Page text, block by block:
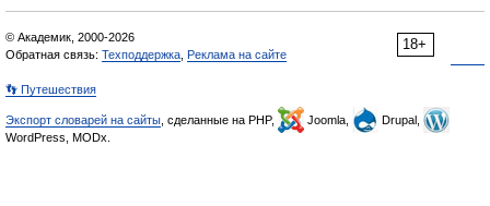
18+
© Академик, 2000-2026
Обратная связь: Техподдержка Реклама на сайте
👣 Путешествия
Экспорт словарей на сайты , сделанные на PHP, Joomla,
Drupal,
WordPress, MODx.